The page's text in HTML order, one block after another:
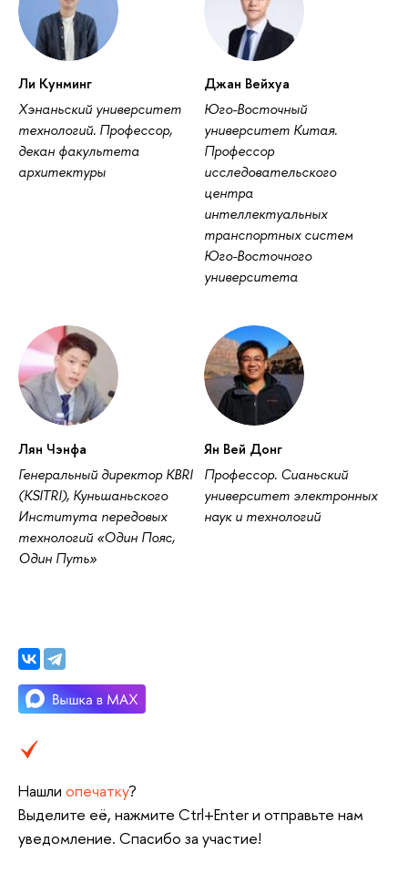
Ли Кунминг
Хэнаньский университет
технологий. Профессор,
декан факультета
архитектуры
Джан Вейхуа
Юго-Восточный
университет Китая.
Профессор
исследовательского
центра
интеллектуальных
транспортных систем
Юго-Восточного
университета
Лян Чэнфа
Генеральный директор KBRI
(KSITRI), Куньшаньского
Института передовых
технологий «Один Пояс,
Один Путь»
Ян Вей Донг
Профессор. Сианьский
университет электронных
наук и технологий
Нашли опечатку?
Выделите её, нажмите Ctrl+Enter и отправьте нам
уведомление. Спасибо за участие!